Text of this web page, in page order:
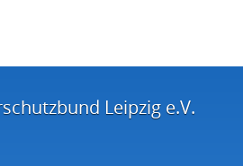
Leipzig e.V.